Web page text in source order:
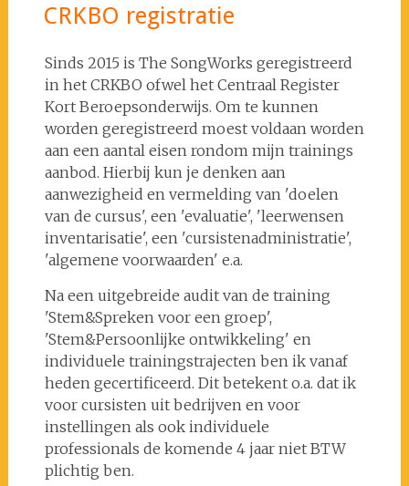
CRKBO registratie
Sinds 2015 is The SongWorks geregistreerd
in het CRKBO ofwel het Centraal Register
Kort Beroepsonderwijs. Om te kunnen
worden geregistreerd moest voldaan worden
aan een aantal eisen rondom mijn trainings
aanbod. Hierbij kun je denken aan
aanwezigheid en vermelding van 'doelen
van de cursus', een 'evaluatie', 'leerwensen
inventarisatie', een 'cursistenadministratie',
'algemene voorwaarden' e.a.
Na een uitgebreide audit van de training
'Stem&Spreken voor een groep',
'Stem&Persoonlijke ontwikkeling' en
individuele trainingstrajecten ben ik vanaf
heden gecertificeerd. Dit betekent o.a. dat ik
voor cursisten uit bedrijven en voor
instellingen als ook individuele
professionals de komende 4 jaar niet BTW
plichtig ben.